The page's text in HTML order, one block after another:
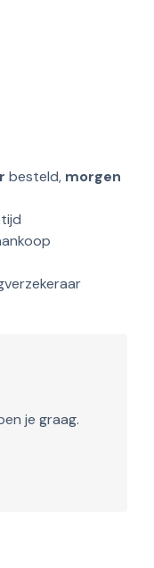
besteld, morgen
je graag.